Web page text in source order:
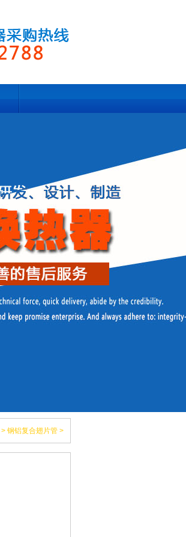
> 钢铝复合翅片管 >